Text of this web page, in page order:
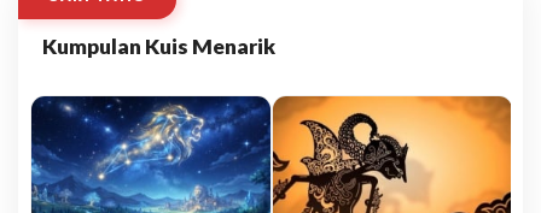
Kumpulan Kuis Menarik